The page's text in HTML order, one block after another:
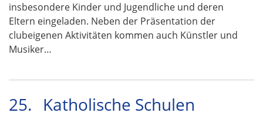
insbesondere Kinder und Jugendliche und deren
Eltern eingeladen. Neben der Präsentation der
clubeigenen Aktivitäten kommen auch Künstler und
Musiker…
25. Katholische Schulen